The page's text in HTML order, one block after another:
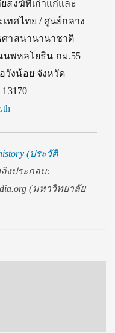
สงฆ์ที่เก่าแก่และ
ทศไทย / ศูนย์กลาง
าสนานานาชาติ
นพหลโยธิน กม.55
วังน้อย จังหวัด
(ประวัติ
อิงประกอบ:
(มหาวิทยาลัย